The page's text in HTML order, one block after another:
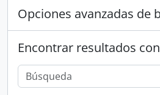
Opciones avanzadas de
Encontrar resultados